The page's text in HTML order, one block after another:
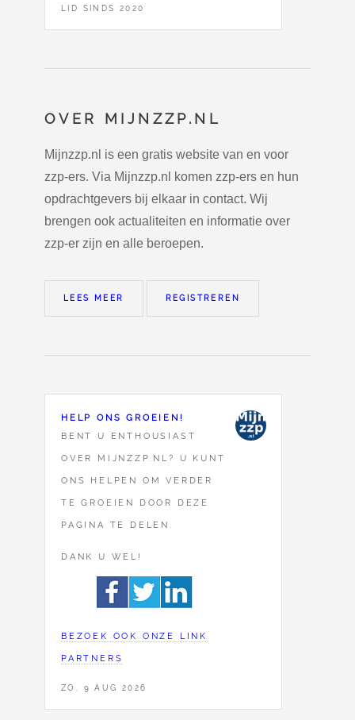
LID SINDS 2020
OVER MIJNZZP.NL
Mijnzzp.nl is een gratis website van en voor
zzp-ers. Via Mijnzzp.nl komen zzp-ers en hun
opdrachtgevers bij elkaar in contact. Wij
brengen ook actualiteiten en informatie over
zzp-er zijn en alle beroepen.
LEES MEER REGISTREREN
HELP ONS GROEIEN!
BENT U ENTHOUSIAST
OVER MIJNZZP.NL? U KUNT
ONS HELPEN OM VERDER
TE GROEIEN DOOR DEZE
PAGINA TE DELEN.
DANK U WEL!
BEZOEK OOK ONZE LINK
PARTNERS
ZO, 9 AUG 2026